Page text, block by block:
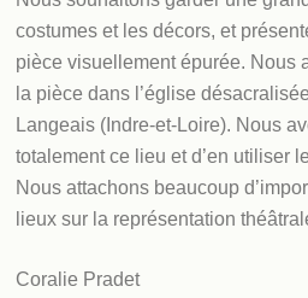
costumes et les décors, et
pièce visuellement épurée. Nous
la pièce dans l’église
Langeais (Indre­-et­-Loire). Nous
totalement ce lieu et d’en utiliser
Nous attachons beaucoup
lieux sur la représentation
Coralie Pradet